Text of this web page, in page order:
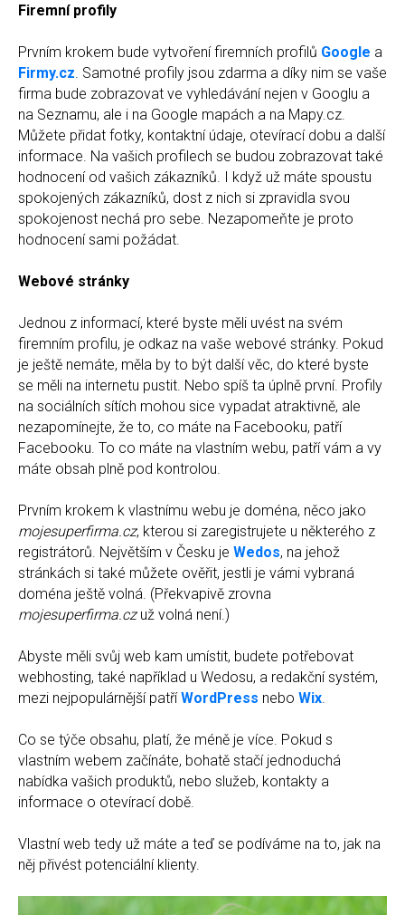
Firemní profily
Prvním krokem bude vytvoření firemních profilů Google a
Firmy.cz. Samotné profily jsou zdarma a díky nim se vaše
firma bude zobrazovat ve vyhledávání nejen v Googlu a
na Seznamu, ale i na Google mapách a na Mapy.cz.
Můžete přidat fotky, kontaktní údaje, otevírací dobu a další
informace. Na vašich profilech se budou zobrazovat také
hodnocení od vašich zákazníků. I když už máte spoustu
spokojených zákazníků, dost z nich si zpravidla svou
spokojenost nechá pro sebe. Nezapomeňte je proto
hodnocení sami požádat.
Webové stránky
Jednou z informací, které byste měli uvést na svém
firemním profilu, je odkaz na vaše webové stránky. Pokud
je ještě nemáte, měla by to být další věc, do které byste
se měli na internetu pustit. Nebo spíš ta úplně první. Profily
na sociálních sítích mohou sice vypadat atraktivně, ale
nezapomínejte, že to, co máte na Facebooku, patří
Facebooku. To co máte na vlastním webu, patří vám a vy
máte obsah plně pod kontrolou.
Prvním krokem k vlastnímu webu je doména, něco jako
mojesuperfirma.cz, kterou si zaregistrujete u některého z
registrátorů. Největším v Česku je Wedos, na jehož
stránkách si také můžete ověřit, jestli je vámi vybraná
doména ještě volná. (Překvapivě zrovna
mojesuperfirma.czuž volná není.)
Abyste měli svůj web kam umístit, budete potřebovat
webhosting, také například u Wedosu, a redakční systém,
mezi nejpopulárnější patříWordPress nebo Wix.
Co se týče obsahu, platí, že méně je více. Pokud s
vlastním webem začínáte, bohatě stačí jednoduchá
nabídka vašich produktů, nebo služeb, kontakty a
informace o otevírací době.
Vlastní web tedy už máte a teď se podíváme na to, jak na
něj přivést potenciální klienty.